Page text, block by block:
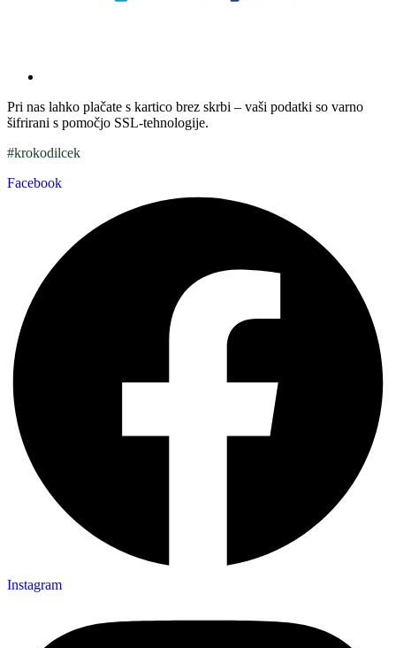
Pri nas lahko plačate s kartico brez skrbi – vaši podatki so varno
šifrirani s pomočjo SSL-tehnologije.
#krokodilcek
Facebook
Instagram